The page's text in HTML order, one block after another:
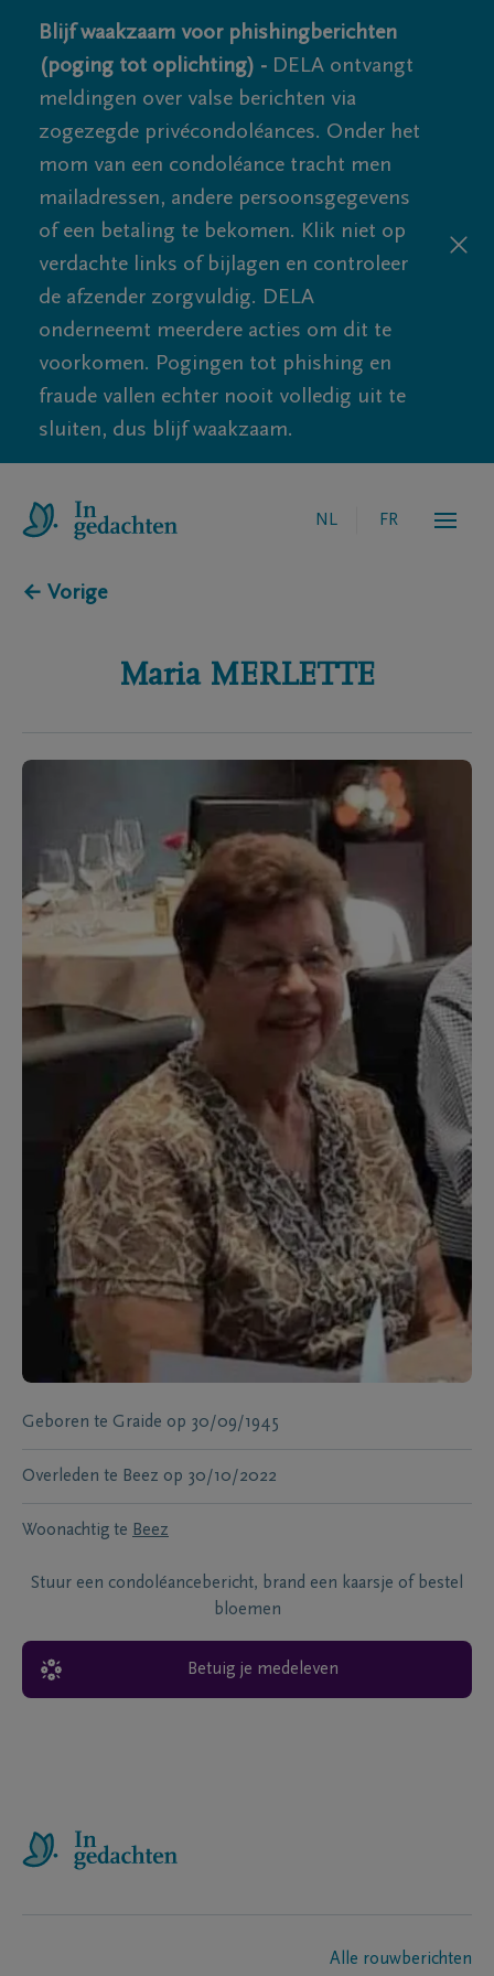
Blijf waakzaam voor phishingberichten
(poging tot oplichting) - DELA ontvangt
meldingen over valse berichten via
zogezegde privécondoléances. Onder het
mom van een condoléance tracht men
mailadressen, andere persoonsgegevens
of een betaling te bekomen. Klik niet op
verdachte links of bijlagen en controleer
de afzender zorgvuldig. DELA
onderneemt meerdere acties om dit te
voorkomen. Pogingen tot phishing en
fraude vallen echter nooit volledig uit te
sluiten, dus blijf waakzaam.
NL FR
← Vorige
Maria MERLETTE
Geboren te Graide op 30/09/1945
Overleden te Beez op 30/10/2022
Woonachtig te Beez
Stuur een condoléancebericht, brand een kaarsje of bestel
bloemen
Betuig je medeleven
Alle rouwberichten